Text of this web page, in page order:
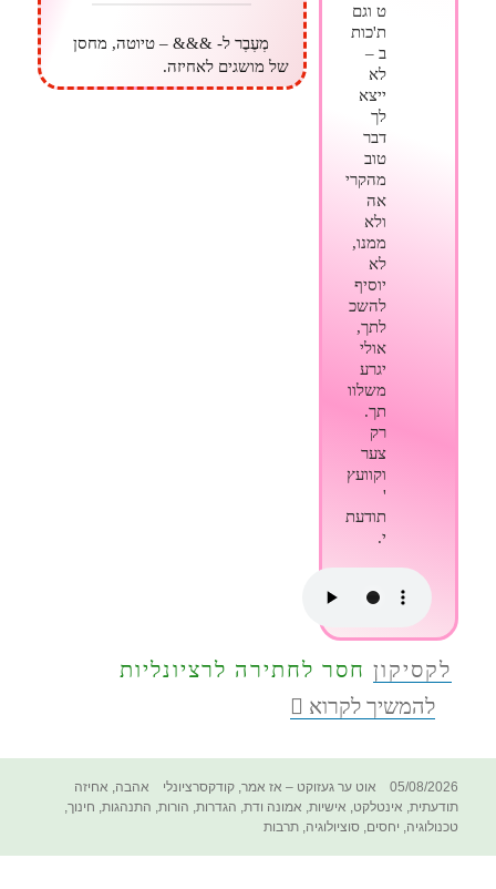
ט וגם
ת'כות
ב –
לא
ייצא
לך
דבר
טוב
מהקרי
אה
ולא
ממנו,
לא
יוסיף
להשכ
לתך,
אולי
יגרע
משלוו
תך.
רק
צער
וקוועץ
'
תודעת
י.
מְעֶבֶר ל- &&& – טיוטה, מחסן
של מושגים לאחיזה.
לקסיקון חסר לחתירה לרציונליות
להמשיך לקרוא
חסר*
פורסם
בתאריך
05/08/2026 קטגוריות
אוט ער געזוקט – אז אמר,קודקסרציונלי תגיות
אהבה, אחיזה
תודעתית, אינטלקט, אישיות, אמונה ודת, הגדרות, הורות, התנהגות, חינוך,
טכנולוגיה, יחסים,סוציולוגיה,תרבות